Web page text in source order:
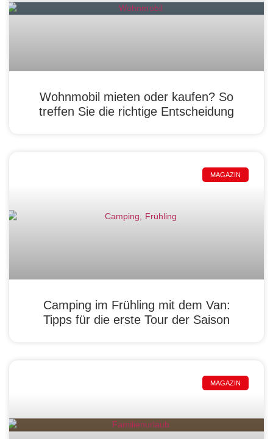
Wohnmobil mieten oder kaufen? So
treffen Sie die richtige Entscheidung
MAGAZIN
Camping im Frühling mit dem Van:
Tipps für die erste Tour der Saison
MAGAZIN